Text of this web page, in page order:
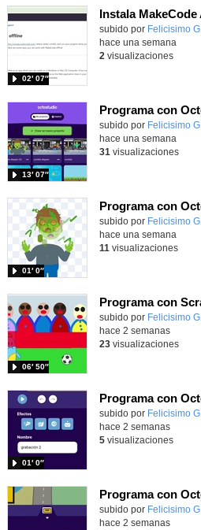
Contenido educativo.
subido por Felicisimo G.
02′ 07″
hace una semana
2 visualizaciones
Contenido educativo.
subido por Felicisimo G.
13′ 07″
hace una semana
31 visualizaciones
Contenido educativo.
subido por Felicisimo G.
01′ 0″
hace una semana
11 visualizaciones
Contenido educativo.
subido por Felicisimo G.
06′ 50″
hace 2 semanas
23visualizaciones
Contenido educativo.
subido por Felicisimo G.
01′ 0″
hace 2 semanas
5visualizaciones
Contenido educativo.
subido por Felicisimo G.
hace 2 semanas